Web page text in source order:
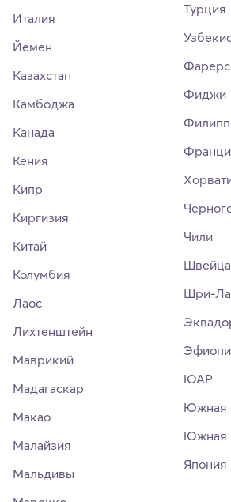
Италия
Йемен
Казахстан
Камбоджа
Канада
Кения
Кипр
Киргизия
Китай
Колумбия
Лаос
Лихтенштейн
Маврикий
Мадагаскар
Макао
Малайзия
Мальдивы
Турция
Фиджи
Чили
Шри-
ЮАР
Южная
Южная
Япония